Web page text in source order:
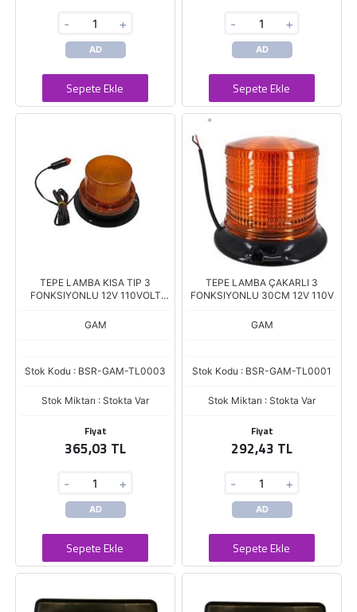
- +
AD
Sepete Ekle
- +
AD
Sepete Ekle
TEPE LAMBA KISA TIP 3
FONKSIYONLU 12V 110VOLT
GAM
Stok Kodu : BSR-GAM-TL0003
Stok Miktarı : Stokta Var
Fiyat
365,03 TL
- +
AD
Sepete Ekle
TEPE LAMBA ÇAKARLI 3
FONKSIYONLU 30CM 12V 110V
GAM
Stok Kodu : BSR-GAM-TL0001
Stok Miktarı : Stokta Var
Fiyat
292,43 TL
- +
AD
Sepete Ekle